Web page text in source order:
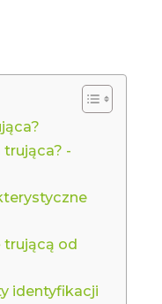
-
trującą od
identyfikacji